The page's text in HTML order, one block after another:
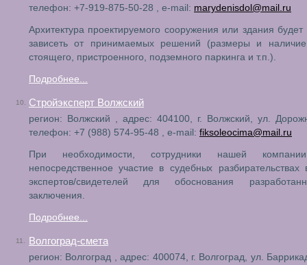
телефон: +7-919-875-50-28 , e-mail: marydenisdol@mail.ru
Архитектура проектируемого сооружения или здания
зависеть от принимаемых решений (размеры и наличие
стоящего, пристроенного, подземного паркинга и т.п.).
Подробнее...
10. Стройэксперт Волжский
регион: Волжский , адрес: 404100, г. Волжский, ул.
телефон: +7 (988) 574-95-48 , e-mail: fiksoleocima@mail.ru
При необходимости, сотрудники нашей
непосредственное участие в судебных разбирательствах
экспертов/свидетелей для обоснования
заключения.
Подробнее...
11. Волгоград-смета
регион: Волгоград , адрес: 400074, г. Волгоград, ул.